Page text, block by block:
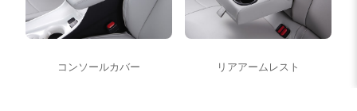
コンソールカバー リアアームレスト